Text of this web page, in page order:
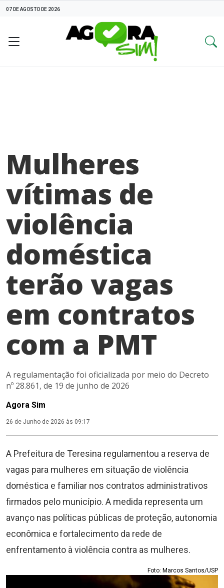
07 DE AGOSTO DE 2026
Mulheres
vítimas de
violência
doméstica
terão vagas
em contratos
com a PMT
A regulamentação foi oficializada por meio do Decreto
nº 28.861, de 19 de junho de 2026
Agora Sim
26 de Junho de 2026 às 09:17
A Prefeitura de Teresina regulamentou a reserva de
vagas para mulheres em situação de violência
doméstica e familiar nos contratos administrativos
firmados pelo município. A medida representa um
avanço nas políticas públicas de proteção, autonomia
econômica e fortalecimento da rede de
enfrentamento à violência contra as mulheres.
Foto: Marcos Santos/USP